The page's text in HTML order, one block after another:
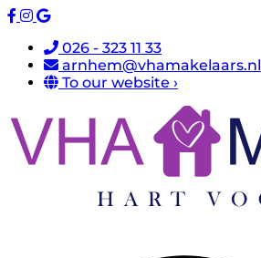
026 - 323 11 33
arnhem@vhamakelaars.nl
To our website ›